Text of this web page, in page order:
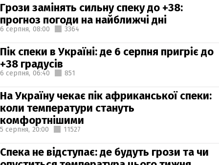
Грози замінять сильну спеку до +38:
прогноз погоди на найближчі дні
6 серпня, 08:00 3364
Пік спеки в Україні: де 6 серпня пригріє до
+38 градусів
6 серпня, 06:40 851
На Україну чекає пік африканської спеки:
коли температури стануть
комфортнішими
5 серпня, 20:00 11527
Спека не відступає: де будуть грози та чи